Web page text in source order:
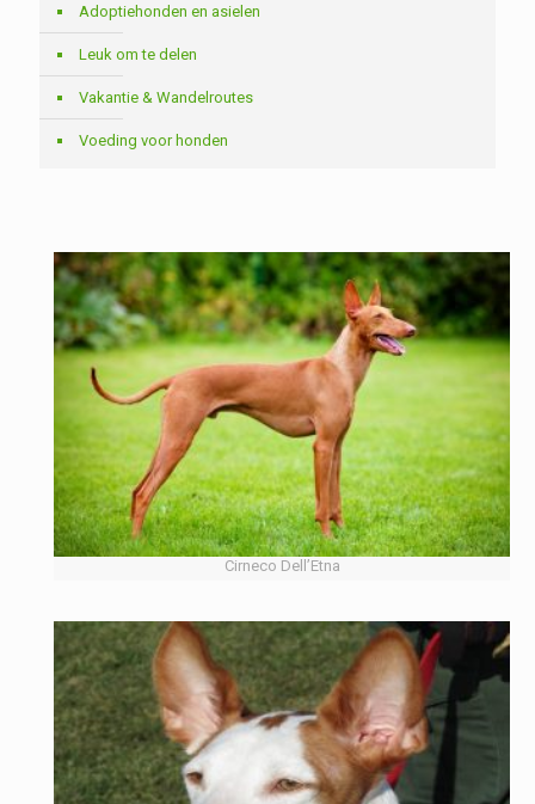
Adoptiehonden en asielen
Leuk om te delen
Vakantie & Wandelroutes
Voeding voor honden
Cirneco Dell’Etna